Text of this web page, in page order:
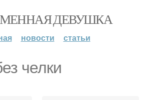
ДЕВУШКА
новости статьи
челки